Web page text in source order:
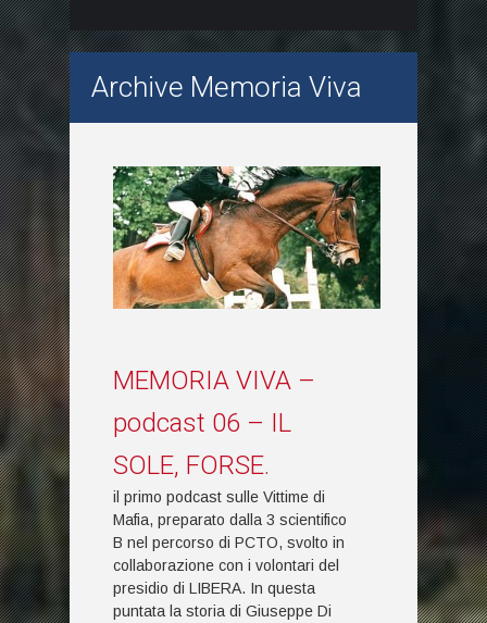
Archive Memoria Viva
MEMORIA VIVA –
podcast 06 – IL
SOLE, FORSE.
il primo podcast sulle Vittime di
Mafia, preparato dalla 3 scientifico
B nel percorso di PCTO, svolto in
collaborazione con i volontari del
presidio di LIBERA. In questa
puntata la storia di Giuseppe Di